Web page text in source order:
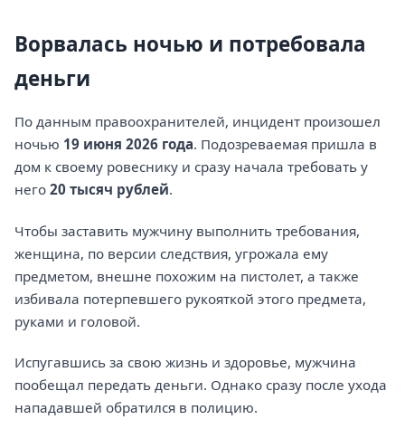
Ворвалась ночью и потребовала
деньги
По данным правоохранителей, инцидент произошел
ночью 19 июня 2026 года. Подозреваемая пришла в
дом к своему ровеснику и сразу начала требовать у
него 20 тысяч рублей.
Чтобы заставить мужчину выполнить требования,
женщина, по версии следствия, угрожала ему
предметом, внешне похожим на пистолет, а также
избивала потерпевшего рукояткой этого предмета,
руками и головой.
Испугавшись за свою жизнь и здоровье, мужчина
пообещал передать деньги. Однако сразу после ухода
нападавшей обратился в полицию.